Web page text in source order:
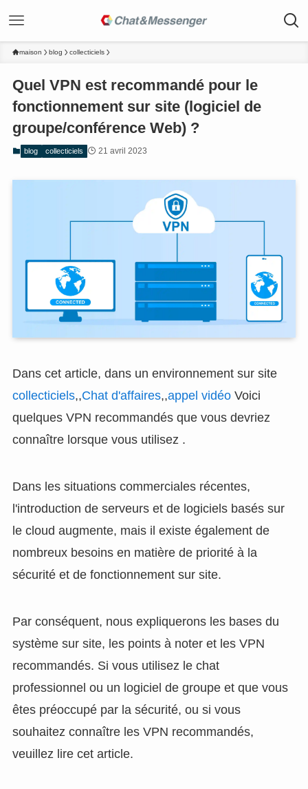
maison blog collecticiels
Quel VPN est recommandé pour le
fonctionnement sur site (logiciel de
groupe/conférence Web) ?
blog collecticiels 21 avril 2023
Dans cet article, dans un environnement sur site
collecticiels,,Chat d'affaires,,appel vidéoVoici
quelques VPN recommandés que vous devriez
connaître lorsque vous utilisez .
Dans les situations commerciales récentes,
l'introduction de serveurs et de logiciels basés sur
le cloud augmente, mais il existe également de
nombreux besoins en matière de priorité à la
sécurité et de fonctionnement sur site.
Par conséquent, nous expliquerons les bases du
système sur site, les points à noter et les VPN
recommandés. Si vous utilisez le chat
professionnel ou un logiciel de groupe et que vous
êtes préoccupé par la sécurité, ou si vous
souhaitez connaître les VPN recommandés,
veuillez lire cet article.